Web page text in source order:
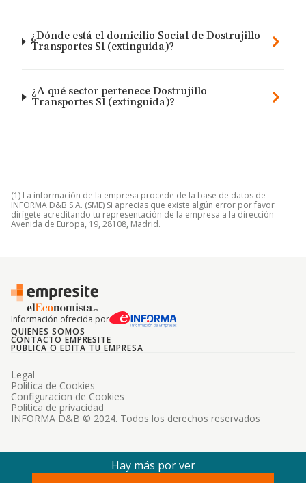
¿Dónde está el domicilio Social de Dostrujillo
Transportes Sl (extinguida)?
¿A qué sector pertenece Dostrujillo
Transportes Sl (extinguida)?
(1) La información de la empresa procede de la base de datos de
INFORMA D&B S.A. (SME) Si aprecias que existe algún error por favor
dirígete acreditando tu representación de la empresa a la dirección
Avenida de Europa, 19, 28108, Madrid.
Información ofrecida por
QUIENES SOMOS
CONTACTO EMPRESITE
PUBLICA O EDITA TU EMPRESA
INFORMA D&B © 2024. Todos los derechos reservados
Legal
Politica de Cookies
Configuracion de Cookies
Politica de privacidad
Hay más por ver